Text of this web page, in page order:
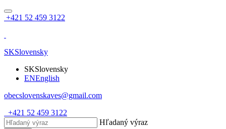
+421 52 459 3122
SKSlovensky
SKSlovensky
ENEnglish
obecslovenskaves@gmail.com
+421 52 459 3122
Hľadaný výraz